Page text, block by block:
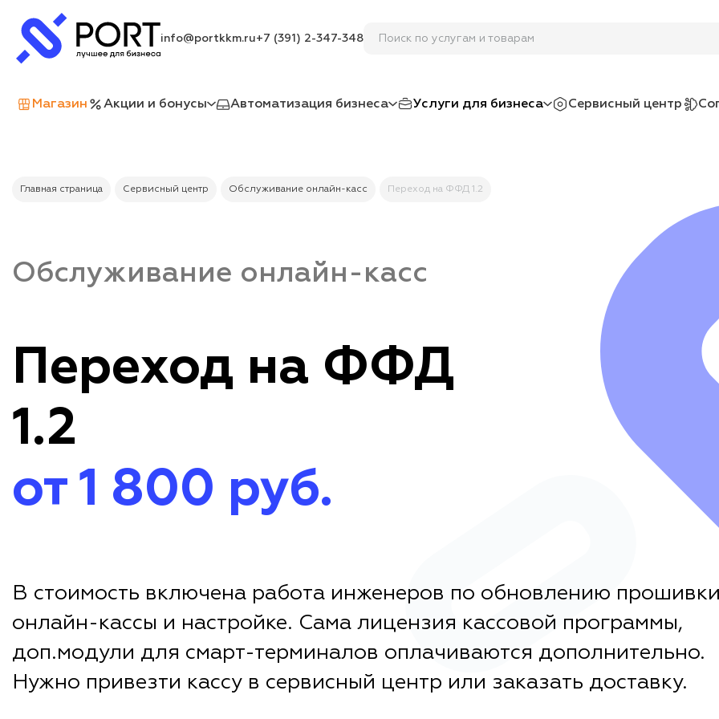
info@portkkm.ru+7 (391) 2-347-348 Поиск по услугам и товарам
Магазин Акции и бонусы Автоматизация бизнеса Услуги для бизнеса Сервисный центр
Главная страница Сервисный центр Обслуживание онлайн-касс Переход на ФФД 1.2
Обслуживание онлайн-касс
Переход на ФФД
1.2
от 1 800 руб.
В стоимость включена работа инженеров по обновлению
онлайн-кассы и настройке. Сама лицензия кассовой программы,
доп.модули для смарт-терминалов оплачиваются дополнительно.
Нужно привезти кассу в сервисный центр или заказать доставку.